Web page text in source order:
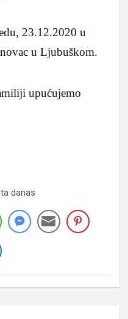
23.12.2020 u
u Ljubuškom.
upućujemo
danas